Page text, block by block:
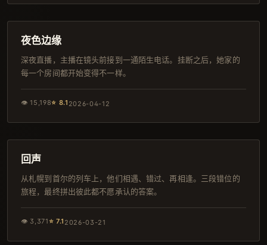
韩剧
夜色边缘
深夜直播，主播在镜头前接到一通陌生电话。挂断之后，她家的
每一个房间都开始变得不一样。
👁15,198⭐ 8.1 2026-04-12
热播
回声
从札幌到首尔的列车上，他们相遇、错过、再相逢。三段错位的
旅程，最终拼出彼此都不愿承认的答案。
👁 3,371⭐ 7.1 2026-03-21